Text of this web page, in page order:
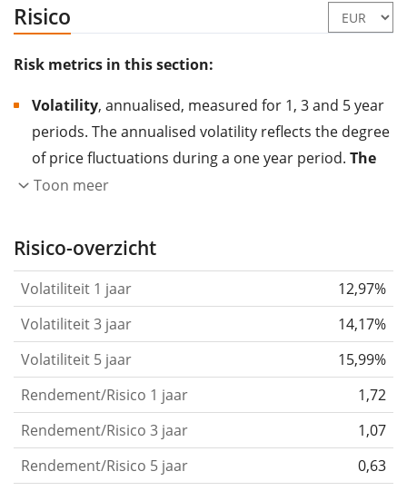
Risico
Risk metrics in this section:
Volatility, annualised, measured for 1, 3 and 5 year
periods. The annualised volatility reflects the degree
of price fluctuations during a one year period. The
higher the volatility, the more significantly the
the past.
Assets with higher volatility are generally
based on the data for the past 1, 3 and 5 years so
that you can see if price fluctuations for the ETF
became stronger or weaker over time.
Return per riskfor 1, 3 and 5 year periods. This is
the annualised (i.e. converted to a one year period)
past return divided by the past annualised volatility.
The metric puts the historical return of an asset
in relation to its historical riskand gives you a
Toon meer
Risico-overzicht
Volatiliteit 1 jaar
12,97%
Volatiliteit 3 jaar
14,17%
Volatiliteit 5 jaar
15,99%
Rendement/Risico 1 jaar
1,72
Rendement/Risico 3 jaar
1,07
Rendement/Risico 5 jaar
0,63